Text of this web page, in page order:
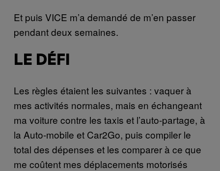
Et puis VICE m’a demandé de m’en passer
pendant deux semaines.
LE DÉFI
Les règles étaient les suivantes : vaquer à
mes activités normales, mais en échangeant
ma voiture contre les taxis et l’auto-partage, à
la Auto-mobile et Car2Go, puis compiler le
total des dépenses et les comparer à ce que
me coûtent mes déplacements motorisés